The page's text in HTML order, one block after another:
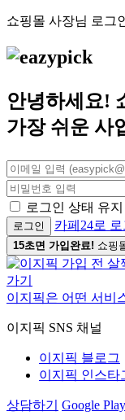
쇼핑몰 사장님 로그
안녕하세요!
가장 쉬운 사
로그인 상태 유지
로그인 카페24로 로
15초면 가입완료! 쇼핑
이지픽은 어떤 서비
이지픽 SNS 채널
이지픽 블로그
이지픽 인스타
상담하기 Google Play